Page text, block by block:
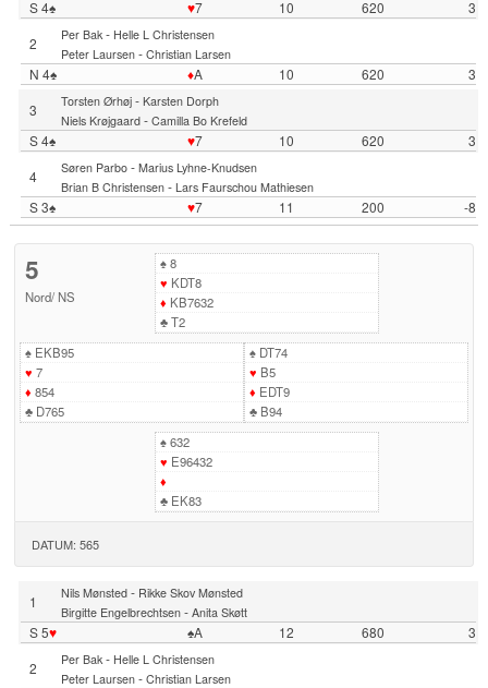
S 4♠ ♥7 10 620
3
2
Per Bak- Helle L Christensen
Peter Laursen- Christian Larsen
N 4♠ ♦A 10 620
3
3
Torsten Ørhøj- Karsten Dorph
Niels Krøjgaard- Camilla Bo Krefeld
S 4♠ ♥7 10 620
3
4
Søren Parbo- Marius Lyhne-Knudsen
Brian B Christensen- Lars Faurschou Mathiesen
S 3♠ ♥7 11 200 -8
5
Nord/ NS
♠8
♥ KDT8
♦ KB7632
♣T2
♠EKB95
♥ 7
♦ 854
♣D765
♠DT74
♥ B5
♦ EDT9
♣B94
♠632
♥ E96432
♦
♣EK83
DATUM: 565
1 Nils Mønsted- Rikke Skov Mønsted
Birgitte Engelbrechtsen- Anita Skøtt
S 5♥ ♠A 12 680
3
2
Per Bak- Helle L Christensen
Peter Laursen- Christian Larsen